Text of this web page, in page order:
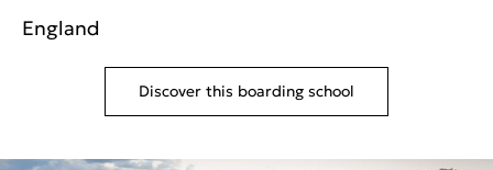
England
Discover this boarding school